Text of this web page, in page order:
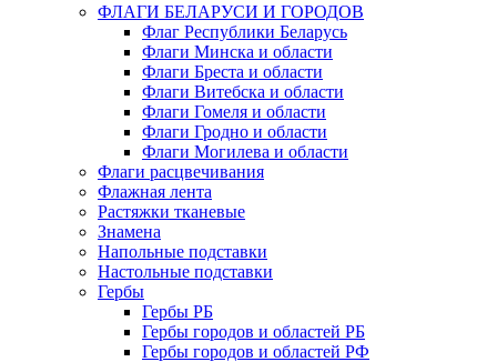
ФЛАГИ БЕЛАРУСИ И ГОРОДОВ
Флаг Республики Беларусь
Флаги Минска и области
Флаги Бреста и области
Флаги Витебска и области
Флаги Гомеля и области
Флаги Гродно и области
Флаги Могилева и области
Флаги расцвечивания
Флажная лента
Растяжки тканевые
Знамена
Напольные подставки
Настольные подставки
Гербы
Гербы РБ
Гербы городов и областей РБ
Гербы городов и областей РФ